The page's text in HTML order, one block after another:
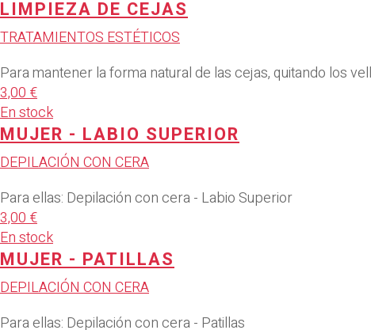
LIMPIEZA DE CEJAS
TRATAMIENTOS ESTÉTICOS
Para mantener la forma natural de las cejas, quitando los
3,00 €
En stock
MUJER - LABIO SUPERIOR
DEPILACIÓN CON CERA
Para ellas: Depilación con cera - Labio Superior
3,00 €
En stock
MUJER - PATILLAS
DEPILACIÓN CON CERA
Para ellas: Depilación con cera - Patillas